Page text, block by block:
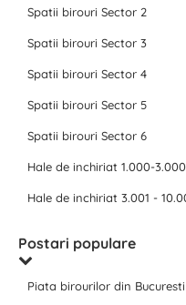
Spatii birouri Sector 2
Spatii birouri Sector 3
Spatii birouri Sector 4
Spatii birouri Sector 5
Spatii birouri Sector 6
Hale de inchiriat 1.000-
Hale de inchiriat 3.001 -
Postari populare
Piata birourilor din